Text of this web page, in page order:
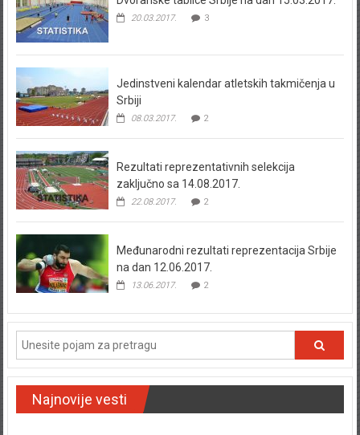
20.03.2017. 3
Jedinstveni kalendar atletskih takmičenja u
Srbiji
08.03.2017. 2
Rezultati reprezentativnih selekcija
zaključno sa 14.08.2017.
22.08.2017. 2
Međunarodni rezultati reprezentacija Srbije
na dan 12.06.2017.
13.06.2017. 2
Najnovije vesti